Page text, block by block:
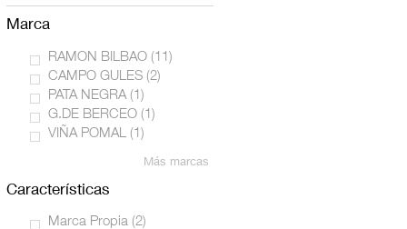
Nectar botella
Zumo botella
Nectar sin azucar
Zumo exprimido
Bebida base leche
Zumo y nectar
vegetales
marca
RAMON BILBAO (11)
CAMPO GULES (2)
PATA NEGRA (1)
G.DE BERCEO (1)
VIÑA POMAL (1)
Más marcas
características
Marca Propia (2)